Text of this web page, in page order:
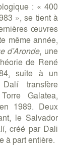
: « 400
», se tient à
œuvres
même année,
d’Aronde, une
de René
suite à un
transfère
Galatea,
1989. Deux
le Salvador
créé par Dali
à part entière.